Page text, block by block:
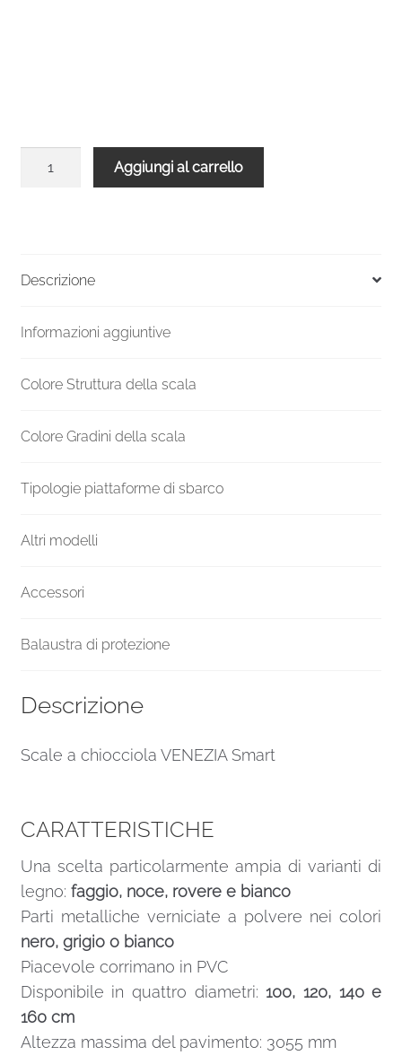
metallo
Bianco
cm
Aggiungi al carrello
Descrizione
Informazioni aggiuntive
Colore Struttura della scala
Colore Gradini della scala
Tipologie piattaforme di sbarco
Altri modelli
Accessori
Balaustra di protezione
Descrizione
Scale a chiocciola VENEZIA Smart
CARATTERISTICHE
Una scelta particolarmente ampia di varianti di
legno: faggio, noce, rovere e bianco
Parti metalliche verniciate a polvere nei colori
nero, grigio o bianco
Piacevole corrimano in PVC
Disponibile in quattro diametri:100, 120, 140 e
160 cm
Altezza massima del pavimento: 3055 mm